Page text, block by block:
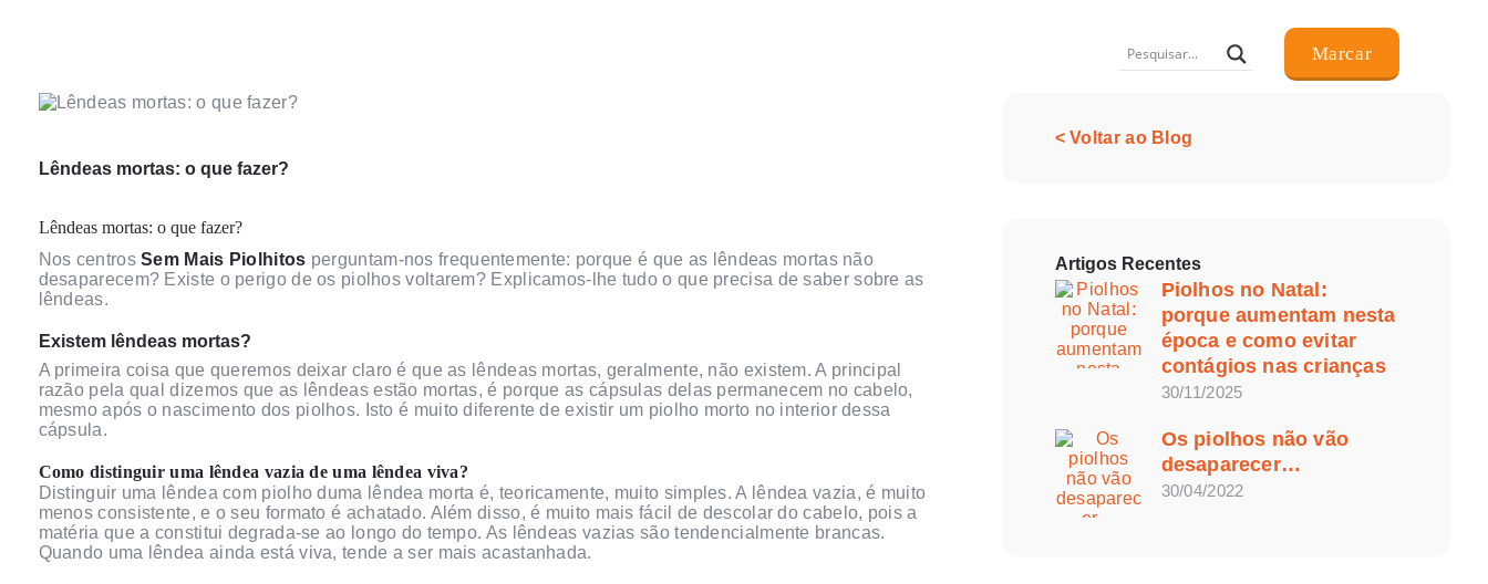
Marcar
PRODUTOS
Lêndeas mortas: o que fazer?
Lêndeas mortas: o que fazer?
Nos centrosSem Mais Piolhitos perguntam-nos frequentemente: porque é que as lêndeas mortas não
desaparecem? Existe o perigo de os piolhos voltarem? Explicamos-lhe tudo o que precisa de saber sobre as
lêndeas.
Existem lêndeas mortas?
A primeira coisa que queremos deixar claro é que as lêndeas mortas, geralmente, não existem. A principal
razão pela qual dizemos que as lêndeas estão mortas, é porque as cápsulas delas permanecem no cabelo,
mesmo após o nascimento dos piolhos. Isto é muito diferente de existir um piolho morto no interior dessa
cápsula.
Como distinguir uma lêndea vazia de uma lêndea viva?
Distinguir uma lêndea com piolho duma lêndea morta é, teoricamente, muito simples. A lêndea vazia, é muito
menos consistente, e o seu formato é achatado. Além disso, é muito mais fácil de descolar do cabelo, pois a
matéria que a constitui degrada-se ao longo do tempo. As lêndeas vazias são tendencialmente brancas.
Quando uma lêndea ainda está viva, tende a ser mais acastanhada.
< Voltar ao Blog
Artigos Recentes
Piolhos no Natal:
porque aumentam nesta
época e como evitar
contágios nas crianças
30/11/2025
Os piolhos não vão
desaparecer…
30/04/2022